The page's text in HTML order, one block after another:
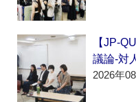
【JP-
議論‐対
2026年